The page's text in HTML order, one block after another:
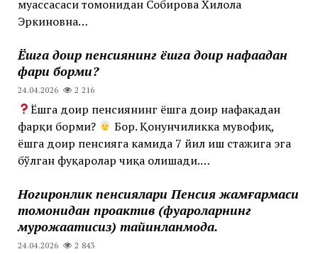
муассасаси томонидан Собирова Хилола
Эркиновна…
Ёшга доир пенсиянинг ёшга доир нафақадан
фарқи борми?
24.04.2026 2 216
Ёшга доир пенсиянинг ёшга доир нафақадан
фарқи борми?
Бор. Қонунчиликка мувофиқ,
ёшга доир пенсияга камида 7 йил иш стажига эга
бўлган фуқаролар чиқа олишади.…
Ногиронлик пенсиялари Пенсия жамғармаси
томонидан проактив (фуқароларнинг
мурожаатисиз) тайинланмоқда.
24.04.2026 2 843